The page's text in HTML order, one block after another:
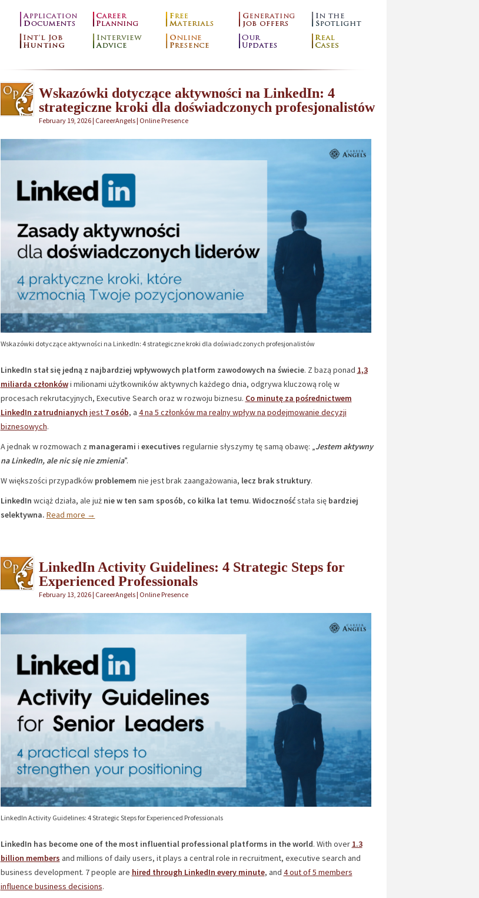
Wskazówki dotyczące aktywności na LinkedIn: 4
strategiczne kroki dla doświadczonych profesjonalistów
February 19, 2026 | CareerAngels | Online Presence
Wskazówki dotyczące aktywności na LinkedIn: 4 strategiczne kroki dla doświadczonych profesjonalistów
LinkedIn stał się jedną z najbardziej wpływowych platform zawodowych na świecie. Z bazą ponad 1,3
miliarda członkówi milionami użytkowników aktywnych każdego dnia, odgrywa kluczową rolę w
procesach rekrutacyjnych, Executive Search oraz w rozwoju biznesu. Co minutę za pośrednictwem
LinkedIn zatrudnianych jest7 osób, a 4 na 5 członków ma realny wpływ na podejmowanie decyzji
biznesowych.
A jednak w rozmowach z managerami i executives regularnie słyszymy tę samą obawę: „Jestem aktywny
na LinkedIn, ale nic się nie zmienia”.
W większości przypadków problemem nie jest brak zaangażowania, lecz brak struktury.
LinkedIn wciąż działa, ale już nie w ten sam sposób, co kilka lat temu. Widocznośćstała się bardziej
selektywna. Read more →
LinkedIn Activity Guidelines: 4 Strategic Steps for
Experienced Professionals
February 13, 2026 | CareerAngels | Online Presence
LinkedIn Activity Guidelines: 4 Strategic Steps for Experienced Professionals
LinkedIn has become one of the most influential professional platforms in the world. With over 1.3
billion members and millions of daily users, it plays a central role in recruitment, executive search and
business development. 7 people are hired through LinkedIn every minute, and 4 out of 5 members
influence business decisions.